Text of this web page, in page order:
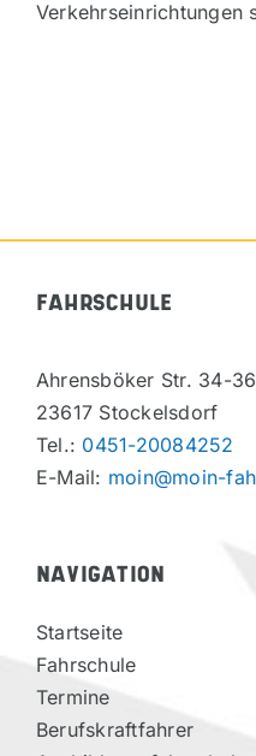
Verkehrseinrichtungen
FAHRSCHULE
Ahrensböker Str. 34-36
23617 Stockelsdorf
Tel.: 0451-20084252
E-Mail: moin@moin-
NAVIGATION
Startseite
Fahrschule
Termine
Berufskraftfahrer